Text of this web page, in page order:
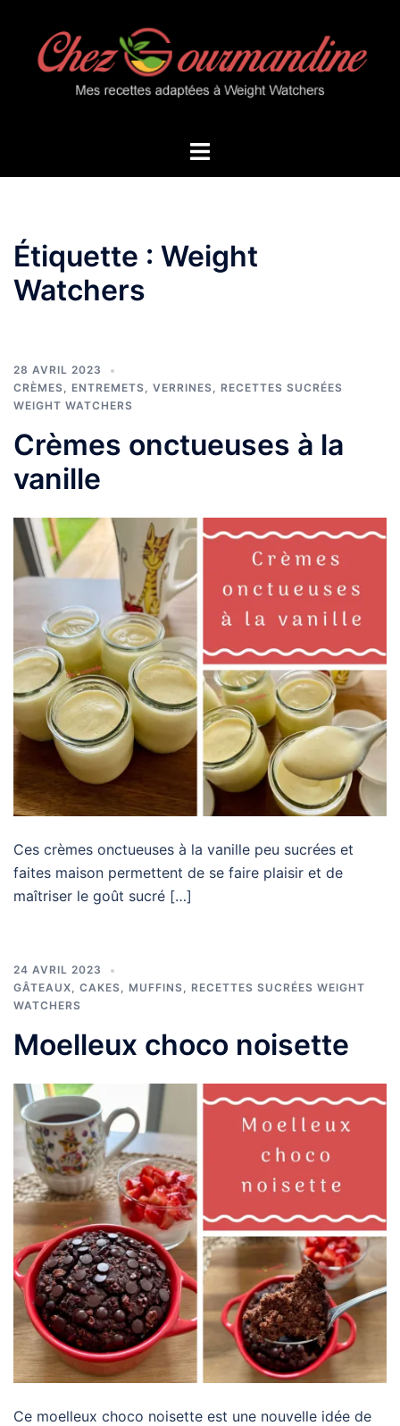
contenu
Ouvrir/fermer
Étiquette : Weight
Watchers
28 AVRIL 2023
CRÈMES, ENTREMETS, VERRINES, RECETTES SUCRÉES
WEIGHT WATCHERS
Crèmes onctueuses à la
vanille
Ces crèmes onctueuses à la vanille peu sucrées et
faites maison permettent de se faire plaisir et de
maîtriser le goût sucré […]
24 AVRIL 2023
GÂTEAUX, CAKES, MUFFINS, RECETTES SUCRÉES WEIGHT
WATCHERS
Moelleux choco noisette
Ce moelleux choco noisette est une nouvelle idée de